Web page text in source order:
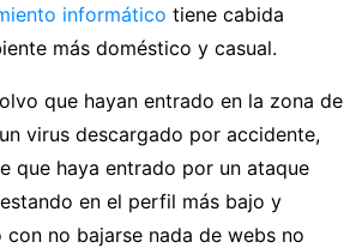
informático tiene cabida
más doméstico y casual.
que hayan entrado en la zona de
virus descargado por accidente,
que haya entrado por un ataque
en el perfil más bajo y
no bajarse nada de webs no